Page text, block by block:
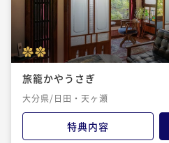
旅籠かやうさぎ
大分県/日田・天ヶ瀬
特典内容